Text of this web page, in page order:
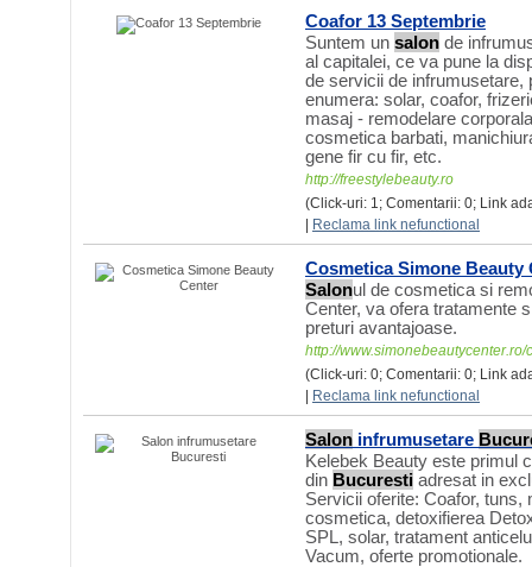
Coafor 13 Septembrie
Suntem un salon de
al capitalei, ce va pune la
de servicii de infrumusetare,
enumera: solar, coafor,
masaj - remodelare
cosmetica barbati,
gene fir cu fir, etc.
http://freestylebeauty.ro
(Click-uri: 1; Comentarii: 0; Link
Reclama link nefunctional
Cosmetica Simone Beauty
Salonul de cosmetica si
Center, va ofera tratamente
preturi avantajoase.
http://www.simonebeautycenter.ro/
(Click-uri: 0; Comentarii: 0; Link
Reclama link nefunctional
Salon infrumusetare
Kelebek Beauty este primul
din Bucuresti adresat in
Servicii oferite: Coafor, tuns,
cosmetica, detoxifierea
SPL, solar, tratament
Vacum, oferte promotionale.